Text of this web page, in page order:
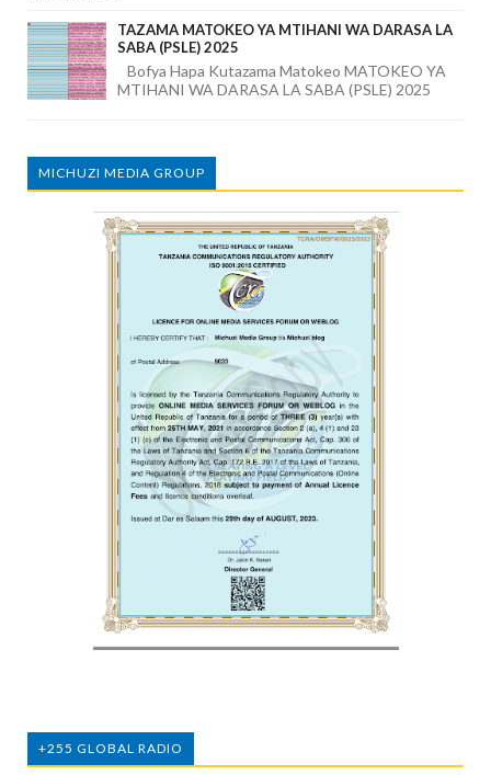
TAZAMA MATOKEO YA MTIHANI WA DARASA LA
SABA (PSLE) 2025
Bofya Hapa Kutazama Matokeo MATOKEO YA
MTIHANI WA DARASA LA SABA (PSLE) 2025
MICHUZI MEDIA GROUP
+255 GLOBAL RADIO